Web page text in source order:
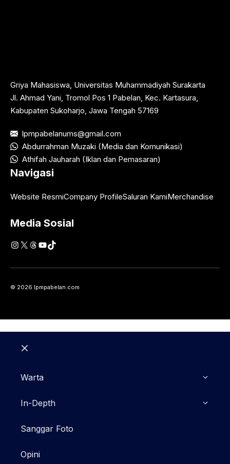
Griya Mahasiswa, Universitas Muhammadiyah Surakarta
Jl. Ahmad Yani, Tromol Pos 1 Pabelan, Kec. Kartasura,
Kabupaten Sukoharjo, Jawa Tengah 57169
lpmpabelanums@gmail.com
Abdurrahman Muzaki (Media dan Komunikasi)
Athifah Jauharah (Iklan dan Pemasaran)
Navigasi
Website ResmiCompany ProfileSaluran KamiMerchandise
Media Sosial
Instagram
X Threads
YouTube
TikTok
© 2026 lpmpabelan.com
Warta
In-Depth
Sanggar Foto
Opini